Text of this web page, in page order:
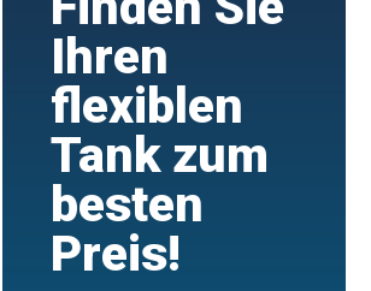
Ihren
flexiblen
Tank zum
besten
Preis!